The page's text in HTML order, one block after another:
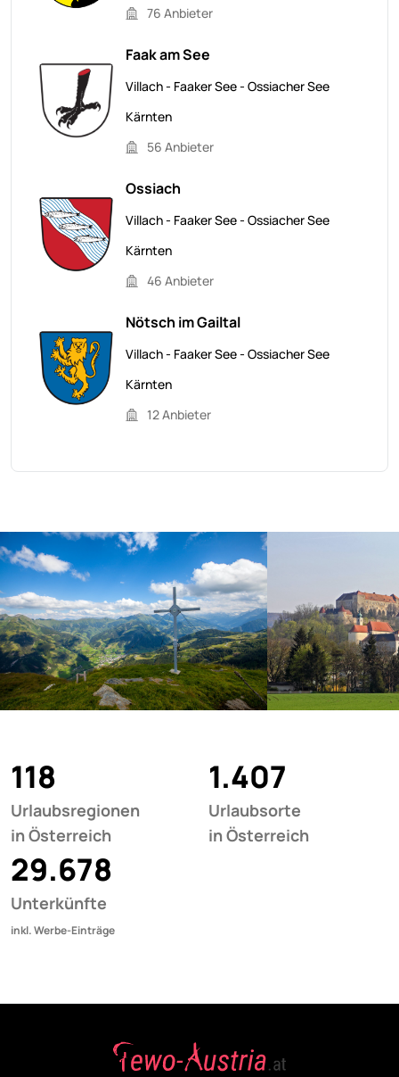
76 Anbieter
Faak am See
Villach - Faaker See - Ossiacher See
Kärnten
56 Anbieter
Ossiach
Villach - Faaker See - Ossiacher See
Kärnten
46 Anbieter
Nötsch im Gailtal
Villach - Faaker See - Ossiacher See
Kärnten
12 Anbieter
118
Urlaubsregionen
in Österreich
1.407
Urlaubsorte
in Österreich
29.678
Unterkünfte
inkl. Werbe-Einträge